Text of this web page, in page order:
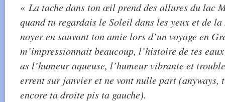
« La tache dans ton œil prend des allures du lac
quand tu regardais le Soleil dans les yeux et de
noyer en sauvant ton amie lors d’un voyage en
m’impressionnait beaucoup, l’histoire de tes
as l’humeur aqueuse, l’humeur vibrante et
errent sur janvier et ne vont nulle part (anyways,
encore ta droite pis ta gauche).